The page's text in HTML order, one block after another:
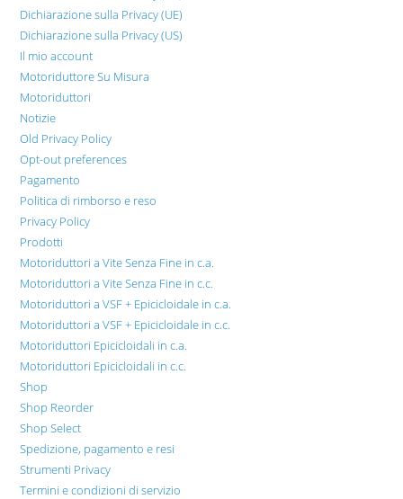
Dichiarazione sulla Privacy (UE)
Dichiarazione sulla Privacy (US)
Il mio account
Motoriduttore Su Misura
Motoriduttori
Notizie
Old Privacy Policy
Opt-out preferences
Pagamento
Politica di rimborso e reso
Privacy Policy
Prodotti
Motoriduttori a Vite Senza Fine in c.a.
Motoriduttori a Vite Senza Fine in c.c.
Motoriduttori a VSF + Epicicloidale in c.a.
Motoriduttori a VSF + Epicicloidale in c.c.
Motoriduttori Epicicloidali in c.a.
Motoriduttori Epicicloidali in c.c.
Shop
Shop Reorder
Shop Select
Spedizione, pagamento e resi
Strumenti Privacy
Termini e condizioni di servizio